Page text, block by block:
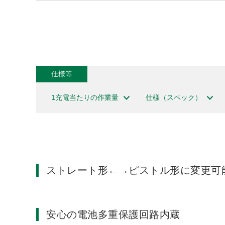
仕様等
1充電当たりの作業量 仕様（スペック）
ストレート形←→ピストル形に変更可
安心の電池多重保護回路内蔵